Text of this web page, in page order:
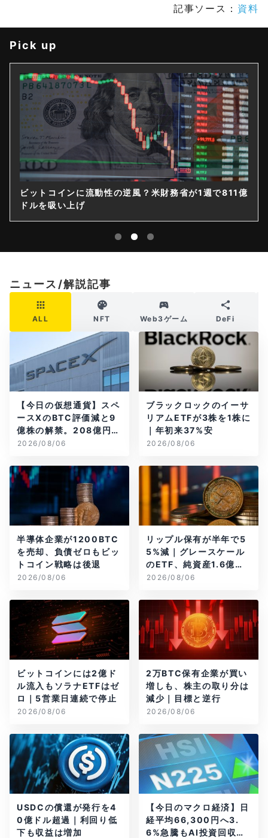
記事ソース： 資料
Pick up
ビットコインに流動性の逆風？米財務省が1週で811億
ドルを吸い上げ
ニュース/解説記事
ALL NFT Web3ゲーム DeFi
【今日の仮想通貨】スペ
ースXのBTC評価減と9
億株の解禁。208億円相
当のBTCが盗難
2026/08/06
ブラックロックのイーサ
リアムETFが3株を1株に
｜年初来37%安
2026/08/06
半導体企業が1200BTC
を売却、負債ゼロもビッ
トコイン戦略は後退
2026/08/06
リップル保有が半年で5
5%減｜グレースケール
のETF、純資産1.6億ド
ル減
2026/08/06
ビットコインには2億ド
ル流入もソラナETFはゼ
ロ｜5営業日連続で停止
2026/08/06
2万BTC保有企業が買い
増しも、株主の取り分は
減少｜目標と逆行
2026/08/06
USDCの償還が発行を4
0億ドル超過｜利回り低
下も収益は増加
【今日のマクロ経済】日
経平均66,300円へ3.
6%急騰もAI投資回収懸